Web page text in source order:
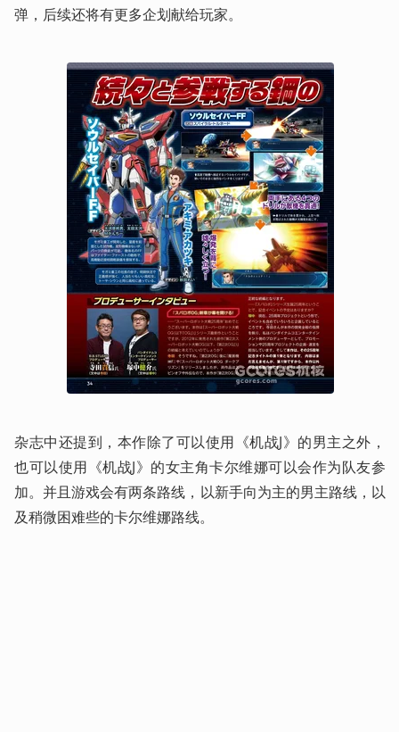
弹，后续还将有更多企划献给玩家。
杂志中还提到，本作除了可以使用《机战J》的男主之外，
也可以使用《机战J》的女主角卡尔维娜可以会作为队友参
加。并且游戏会有两条路线，以新手向为主的男主路线，以
及稍微困难些的卡尔维娜路线。